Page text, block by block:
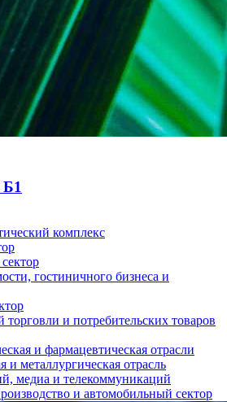
комплекс
гостиничного бизнеса и
торговли и потребительских товаров
и фармацевтическая отрасли
металлургическая отрасль
медиа и телекоммуникаций
и автомобильный сектор